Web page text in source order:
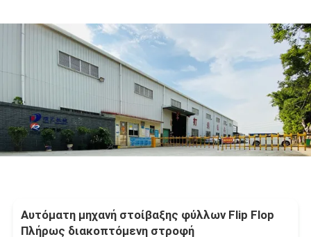
Αυτόματη μηχανή στοίβαξης φύλλων Flip Flop
Πλήρως διακοπτόμενη στροφή